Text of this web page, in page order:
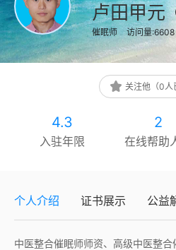
卢田甲元
催眠师
访问量:6608
关注他（0人
4.3
入驻年限
2
在线帮助
个人介绍 证书展示 公益
中医整合催眠师师资、高级中医整